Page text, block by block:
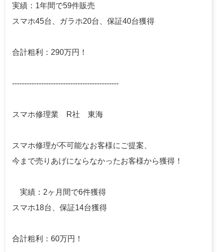
実績：1年間で59件販売
スマホ45台、ガラホ20台、保証40台獲得
合計粗利：290万円！
--------------------------------------------
スマホ修理業 R社 東海
スマホ修理が不可能なお客様にご提案、
今まで売りあげにならなかったお客様から獲得！
実績：2ヶ月間で6件獲得
スマホ18台、保証14台獲得
合計粗利：60万円！